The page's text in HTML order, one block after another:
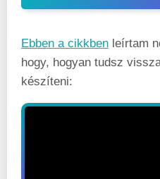
Ebben a cikkben leírtam
hogy, hogyan tudsz
készíteni: